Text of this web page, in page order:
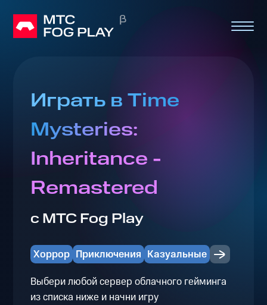
Играть в Time
Mysteries:
Inheritance -
Remastered
с МТС Fog Play
Хоррор Приключения Казуальные
Выбери любой сервер облачного гейминга
из списка ниже и начни игру